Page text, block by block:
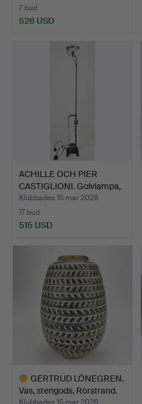
7 bud
526 USD
ACHILLE OCH PIER
CASTIGLIONI. Golvlampa,
u…
Klubbades 15 mar 2026
17 bud
515 USD
GERTRUD LÖNEGREN.
Vas, stengods, Rörstrand.
Klubbades 15 mar 2026